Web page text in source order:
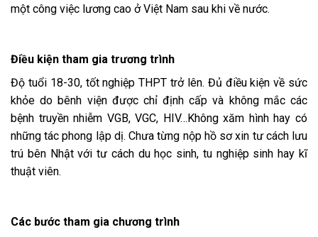
một công việc lương cao ở Việt Nam sau khi về nước.
Điều kiện tham gia trương trình
Độ tuổi 18-30, tốt nghiệp THPT trở lên. Đủ điều kiện về sức
khỏe do bênh viện được chỉ định cấp và không mắc các
bệnh truyền nhiễm VGB, VGC, HIV…Không xăm hình hay có
những tác phong lập dị. Chưa từng nộp hồ sơ xin tư cách lưu
trú bên Nhật với tư cách du học sinh, tu nghiệp sinh hay kĩ
thuật viên.
Các bước tham gia chương trình